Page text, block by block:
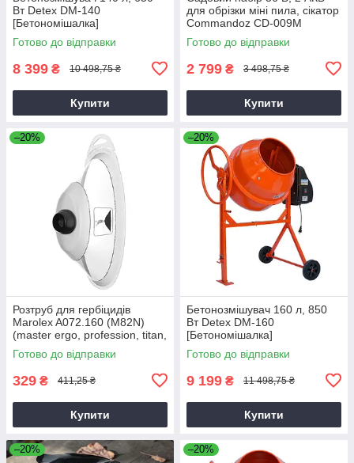
Вт Detex DM-140
[Бетономішалка]
Готово до відправки
8 399 ₴ 10 498,75 ₴
Купити
для обрізки міні пила, сікатор
Commandoz CD-009M
Готово до відправки
2 799 ₴ 3 498,75 ₴
Купити
–20%
Розтруб для гербіцидів
Marolex A072.160 (M82N)
(master ergo, profession, titan,
x-line)
Готово до відправки
329 ₴ 411,25 ₴
Купити
–20%
Бетонозмішувач 160 л, 850
Вт Detex DM-160
[Бетономішалка]
Готово до відправки
9 199 ₴ 11 498,75 ₴
Купити
–20% –20%